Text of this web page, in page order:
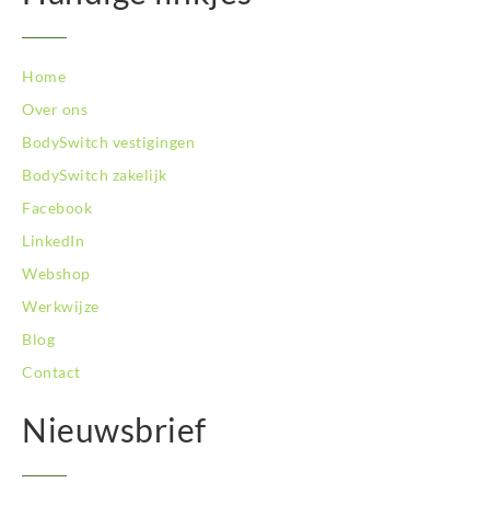
BodySwitch Zeist
BodySwitch Zoetermeer
BodySwitch Zwolle
Home
Over ons
BodySwitch vestigingen
BodySwitch zakelijk
Facebook
LinkedIn
Webshop
Werkwijze
Blog
Contact
Nieuwsbrief